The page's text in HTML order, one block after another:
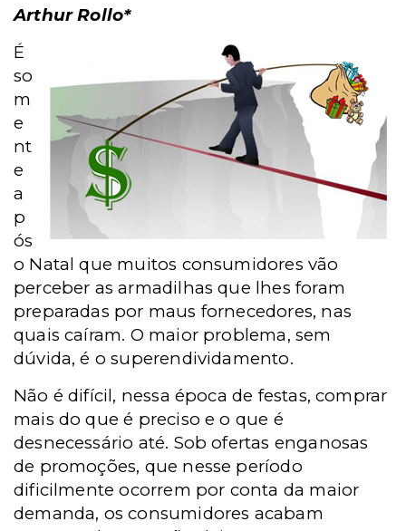
Arthur Rollo*
É
so
m
e
nt
e
a
p
ós
o Natal que muitos consumidores vão
perceber as armadilhas que lhes foram
preparadas por maus fornecedores, nas
quais caíram. O maior problema, sem
dúvida, é o superendividamento.
Não é difícil, nessa época de festas, comprar
mais do que é preciso e o que é
desnecessário até. Sob ofertas enganosas
de promoções, que nesse período
dificilmente ocorrem por conta da maior
demanda, os consumidores acabam